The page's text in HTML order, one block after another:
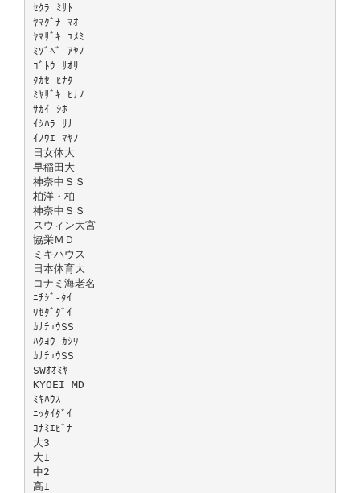
ｾｸﾗ ﾐｻﾄ
ﾔﾏｸﾞﾁ ﾏｵ
ﾔﾏｻﾞｷ ﾕﾒﾐ
ﾐｿﾞﾍﾞ ｱﾔﾉ
ｺﾞﾄｳ ｻｵﾘ
ﾀｶｾ ﾋﾅﾀ
ﾐﾔｻﾞｷ ﾋﾅﾉ
ｻｶｲ ｼﾎ
ｲｼﾊﾗ ﾘﾅ
ｲﾉｳｴ ﾏﾔﾉ
日女体大
早稲田大
神奈中ＳＳ
柏洋・柏
神奈中ＳＳ
スウィン大宮
協栄ＭＤ
ミキハウス
日本体育大
コナミ海老名
ﾆﾁｼﾞｮﾀｲ
ﾜｾﾀﾞﾀﾞｲ
ｶﾅﾁｭｳSS
ﾊｸﾖｳ ｶｼﾜ
ｶﾅﾁｭｳSS
SWｵｵﾐﾔ
KYOEI MD
ﾐｷﾊｳｽ
ﾆｯﾀｲﾀﾞｲ
ｺﾅﾐｴﾋﾞﾅ
大3
大1
中2
高1